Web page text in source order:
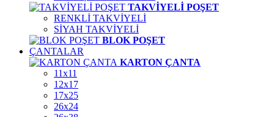
TAKVİYELİ POŞET
RENKLİ TAKVİYELİ
SİYAH TAKVİYELİ
BLOK POŞET
ÇANTALAR
KARTON ÇANTA
11x11
12x17
17x25
26x24